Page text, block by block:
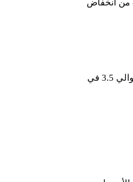
يستفيد الذهب من انخفاض
كما ويتوقع المحللون في BRN الآن انخفاضاً بمقدار 25 نقطة أساس في سبتمبر، يتبعه سلسلة من التعديلات بمقدار 25 نقطة أساس، مما يعيد سعر الفائدة على الأموال الفيدرالية إلى حوالي 3.5 في